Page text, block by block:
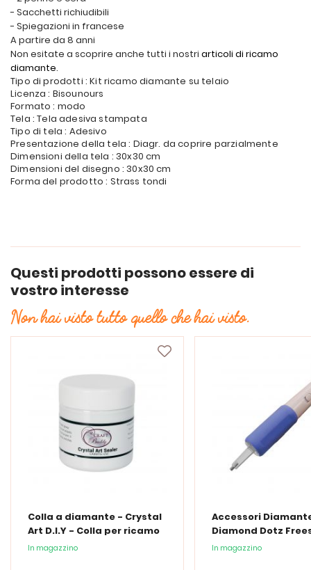
- Sacchetti richiudibili
- Spiegazioni in francese
A partire da 8 anni
Non esitate a scoprire anche tutti i nostri articoli di ricamo
diamante.
Tipo di prodotti : Kit ricamo diamante su telaio
Licenza : Bisounours
Formato : modo
Tela : Tela adesiva stampata
Tipo di tela : Adesivo
Presentazione della tela : Diagr. da coprire parzialmente
Dimensioni della tela : 30x30 cm
Dimensioni del disegno : 30x30 cm
Forma del prodotto : Strass tondi
Questi prodotti possono essere di
vostro interesse
Non hai visto tutto quello che hai visto.
Colla a diamante - Crystal
Art D.I.Y - Colla per ricamo
a diamante - 150 ml
In magazzino
Accessori
Diamond Dotz
Penna Ergo LED
In magazzino